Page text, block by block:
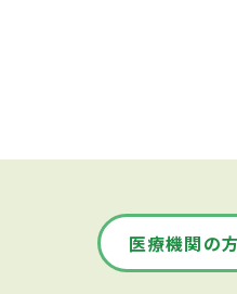
医療機関の